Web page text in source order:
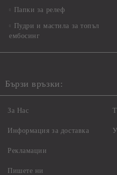
Папки за релеф
Пудри и мастила за топъл
ембосинг
Бързи връзки:
За Нас
Информация за доставка
Рекламации
Пишете ни